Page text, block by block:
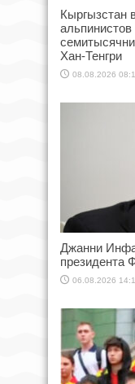
Кыргызстан
Хан-Тенгри
08.08.2026
Джанни
президента
06.08.2026